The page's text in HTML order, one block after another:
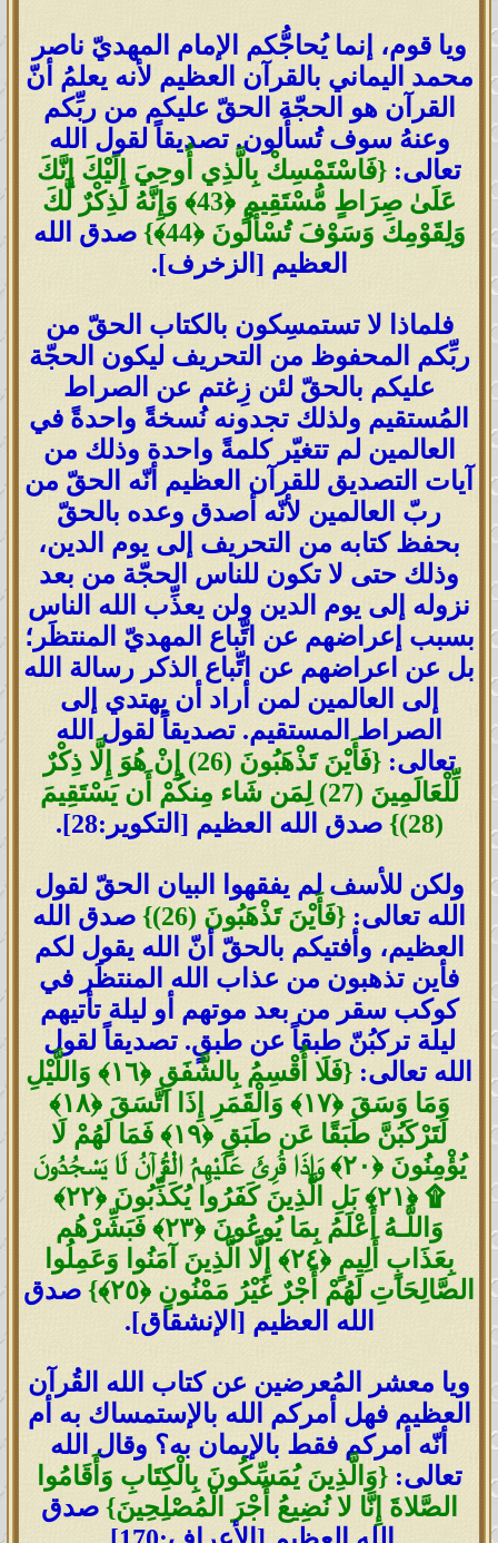
ويا قوم، إنما يُحاجُّكم الإمام المهديّ ناصر
محمد اليماني بالقرآن العظيم لأنه يعلمُ أنّ
القرآن هو الحجّة الحقّ عليكم من ربِّكم
وعنهُ سوف تُسأَلون. تصديقاً لقول الله
تعالى: {فَاسْتَمْسِكْ بِالَّذِي أُوحِيَ إِلَيْكَ إِنَّكَ
عَلَىٰ صِرَاطٍ مُّسْتَقِيمٍ ﴿43﴾ وَإِنَّهُ لَذِكْرٌ لَّكَ
وَلِقَوْمِكَ وَسَوْفَ تُسْأَلُونَ ﴿44﴾}
صدق الله
العظيم [الزخرف].
فلماذا لا تستمسِكون بالكتاب الحقّ من
ربِّكم المحفوظ من التحريف ليكون الحجّة
عليكم بالحقّ لئن زِغتم عن الصراط
المُستقيم ولذلك تجدونه نُسخةً واحدةً في
العالمين لم تتغيّر كلمةً واحدة وذلك من
آيات التصديق للقرآن العظيم أنّه الحقّ من
ربّ العالمين لأنّه أصدق وعده بالحقّ
بحفظ كتابه من التحريف إلى يوم الدين،
وذلك حتى لا تكون للناس الحجّة من بعد
نزوله إلى يوم الدين ولن يعذِّب الله الناس
بسبب إعراضهم عن اتِّباع المهديّ المنتظَر؛
بل عن اعراضهم عن اتِّباع الذكر رسالة الله
إلى العالمين لمن أراد أن يهتدي إلى
الصراط المستقيم. تصديقاً لقول الله
تعالى:
{فَأَيْنَ تَذْهَبُونَ (26) إِنْ هُوَ إِلَّا ذِكْرٌ
لِّلْعَالَمِينَ (27) لِمَن شَاء مِنكُمْ أَن يَسْتَقِيمَ
(28)}
صدق الله العظيم [التكوير:28].
ولكن للأسف لم يفقهوا البيان الحقّ لقول
الله تعالى: {فَأَيْنَ تَذْهَبُونَ (26)}
صدق الله
العظيم، وأفتيكم بالحقّ أنّ الله يقول لكم
فأين تذهبون من عذاب الله المنتظَر في
كوكب سقر من بعد موتهم أو ليلة تأتيهم
ليلة تركبُنّ طبقاً عن طبقٍ. تصديقاً لقول
الله تعالى:
{فَلَا أُقْسِمُ بِالشَّفَقِ ﴿١٦﴾ وَاللَّيْلِ
وَمَا وَسَقَ ﴿١٧﴾ وَالْقَمَرِ إِذَا اتَّسَقَ ﴿١٨﴾
لَتَرْكَبُنَّ طَبَقًا عَن طَبَقٍ ﴿١٩﴾ فَمَا لَهُمْ لَا
يُؤْمِنُونَ ﴿٢٠﴾ وَإِذَا قُرِئَ عَلَيْهِمُ الْقُرْآنُ لَا يَسْجُدُونَ
۩ ﴿٢١﴾ بَلِ الَّذِينَ كَفَرُوا يُكَذِّبُونَ ﴿٢٢﴾
وَاللَّـهُ أَعْلَمُ بِمَا يُوعُونَ ﴿٢٣﴾ فَبَشِّرْهُم
بِعَذَابٍ أَلِيمٍ ﴿٢٤﴾ إِلَّا الَّذِينَ آمَنُوا وَعَمِلُوا
الصَّالِحَاتِ لَهُمْ أَجْرٌ غَيْرُ مَمْنُونٍ ﴿٢٥﴾}
صدق
الله العظيم [الإنشقاق].
ويا معشر المُعرضين عن كتاب الله القُرآن
العظيم فهل أمركم الله بالإستمساك به أم
أنّه أمركم فقط بالإيمان به؟ وقال الله
تعالى: {وَالَّذِينَ يُمَسِّكُونَ بِالْكِتَابِ وَأَقَامُوا
الصَّلاةَ إِنَّا لا نُضِيعُ أَجْرَ الْمُصْلِحِينَ} صدق